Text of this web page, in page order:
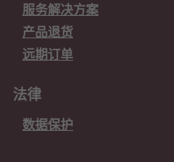
服务解决方案
产品退货
远期订单
法律
数据保护